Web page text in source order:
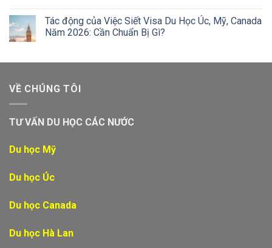
Tác động của Việc Siết Visa Du Học Úc, Mỹ, Canada
Năm 2026: Cần Chuẩn Bị Gì?
VỀ CHÚNG TÔI
TƯ VẤN DU HỌC CÁC NƯỚC
Du học Mỹ
Du học Úc
Du học Canada
Du học Hà Lan